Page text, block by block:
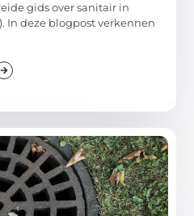
gids over sanitair in
In deze blogpost verkennen